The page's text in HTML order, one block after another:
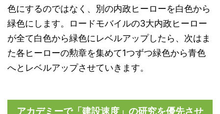
色にするのではなく、別の内政ヒーローを白色から
緑色にします。ロードモバイルの3大内政ヒーロー
が全て白色から緑色にレベルアップしたら、次はま
た各ヒーローの勲章を集めて1つずつ緑色から青色
へとレベルアップさせていきます。
アカデミーで「建設速度」の研究を優先させ